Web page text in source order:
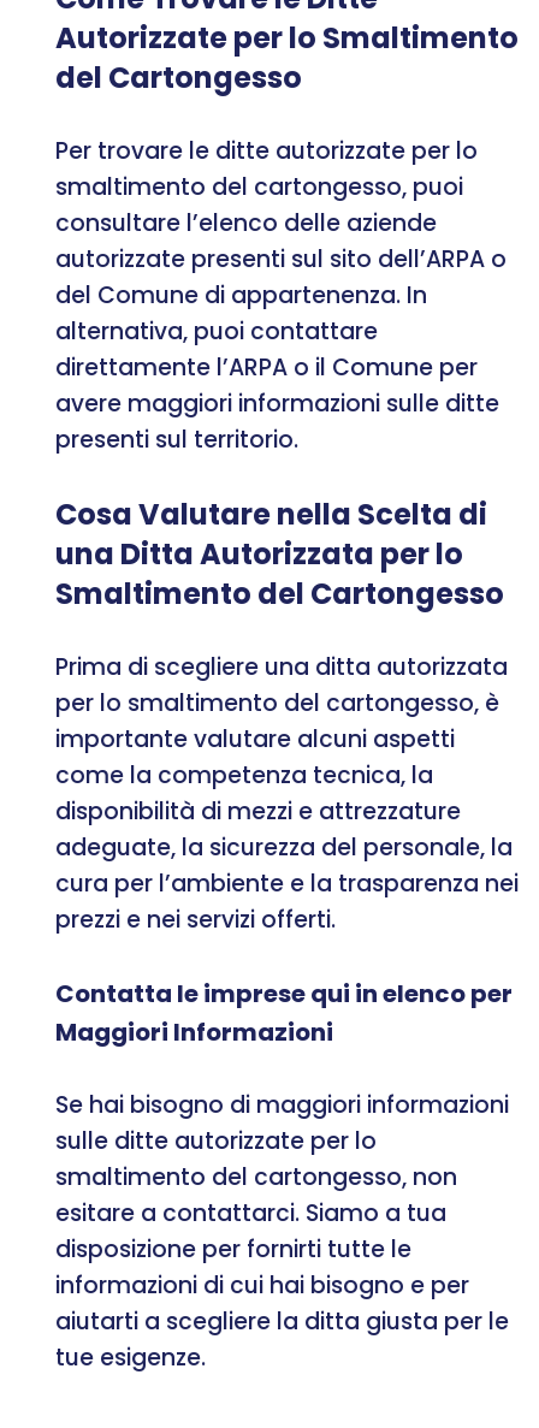
Autorizzate per lo Smaltimento
del Cartongesso
Per trovare le ditte autorizzate per lo
smaltimento del cartongesso, puoi
consultare l’elenco delle aziende
autorizzate presenti sul sito dell’ARPA o
del Comune di appartenenza. In
alternativa, puoi contattare
direttamente l’ARPA o il Comune per
avere maggiori informazioni sulle ditte
presenti sul territorio.
Cosa Valutare nella Scelta di
una Ditta Autorizzata per lo
Smaltimento del Cartongesso
Prima di scegliere una ditta autorizzata
per lo smaltimento del cartongesso, è
importante valutare alcuni aspetti
come la competenza tecnica, la
disponibilità di mezzi e attrezzature
adeguate, la sicurezza del personale, la
cura per l’ambiente e la trasparenza nei
prezzi e nei servizi offerti.
Contatta le imprese qui in elenco per
Maggiori Informazioni
Se hai bisogno di maggiori informazioni
sulle ditte autorizzate per lo
smaltimento del cartongesso, non
esitare a contattarci. Siamo a tua
disposizione per fornirti tutte le
informazioni di cui hai bisogno e per
aiutarti a scegliere la ditta giusta per le
tue esigenze.